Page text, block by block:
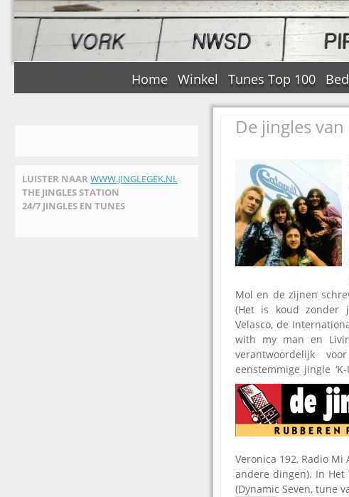
Home Winkel Tunes Top 100
LUISTER NAAR WWW.JINGLEGEK.NL
THE JINGLES STATION
24/7 JINGLES EN TUNES
De jingles
Mol en de zijnen
(Het is koud zonder
Velasco, de
with my man en
verantwoordelijk
eenstemmige jingle
Veronica 192, Radio
andere dingen). In
(Dynamic Seven, tune